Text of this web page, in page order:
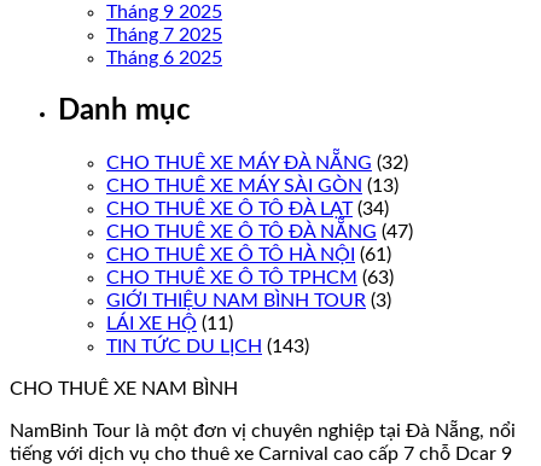
Tháng 9 2025
Tháng 7 2025
Tháng 6 2025
Danh mục
CHO THUÊ XE MÁY ĐÀ NẴNG (32)
CHO THUÊ XE MÁY SÀI GÒN (13)
CHO THUÊ XE Ô TÔ ĐÀ LẠT(34)
CHO THUÊ XE Ô TÔ ĐÀ NẴNG (47)
CHO THUÊ XE Ô TÔ HÀ NỘI (61)
CHO THUÊ XE Ô TÔ TPHCM (63)
GIỚI THIỆU NAM BÌNH TOUR (3)
LÁI XE HỘ (11)
TIN TỨC DU LỊCH (143)
CHO THUÊ XE NAM BÌNH
NamBinh Tour là một đơn vị chuyên nghiệp tại Đà Nẵng, nổi
tiếng với dịch vụ cho thuê xe Carnival cao cấp 7 chỗ Dcar 9